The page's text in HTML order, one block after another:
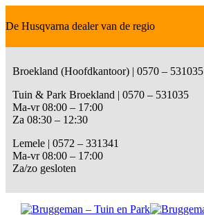
De Husqvarna dealer van de regio
Broekland (Hoofdkantoor) | 0570 – 531035
Tuin & Park Broekland | 0570 – 531035
Ma-vr 08:00 – 17:00
Za 08:30 – 12:30
Lemele | 0572 – 331341
Ma-vr 08:00 – 17:00
Za/zo gesloten